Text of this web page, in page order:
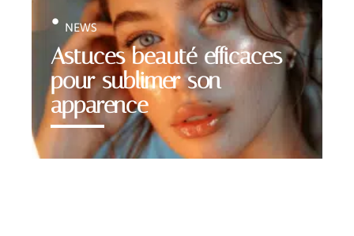
Astuces beauté efficaces
pour sublimer son
apparence
NEWS